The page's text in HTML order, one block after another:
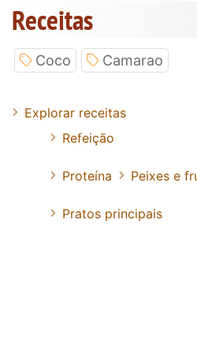
Receitas
Coco Camarao
Explorar receitas
Refeição
Proteína Peixes e
Pratos principais